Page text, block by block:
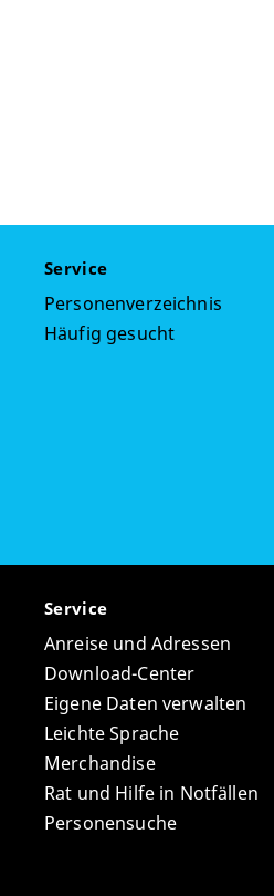
Service
Personenverzeichnis
Häufig gesucht
Service
Anreise und Adressen
Download-Center
Eigene Daten verwalten
Leichte Sprache
Merchandise
Rat und Hilfe in Notfällen
Personensuche